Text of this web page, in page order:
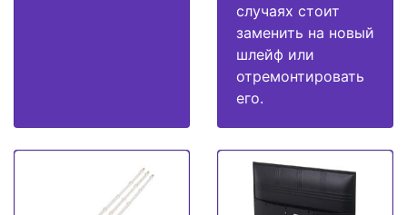
случаях стоит
заменить на новый
шлейф или
отремонтировать
его.